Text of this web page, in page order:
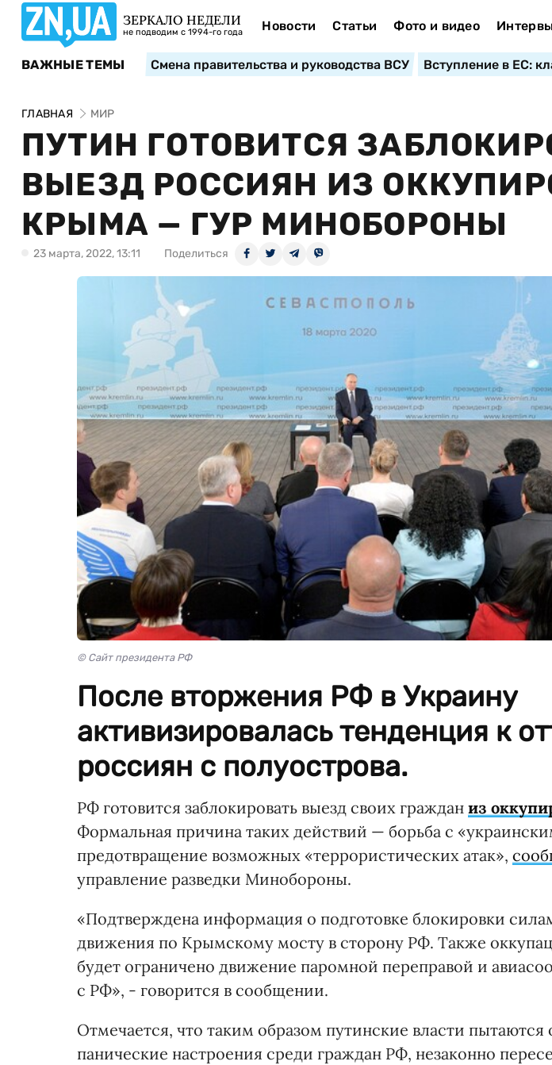
ЗЕРКАЛО НЕДЕЛИ
не подводим с 1994-го года Новости Статьи Фото и видео
ВАЖНЫЕ ТЕМЫ Смена правительства и руководства ВСУ Вступление в ЕС:
ГЛАВНАЯ МИР
ПУТИН ГОТОВИТСЯ
ВЫЕЗД РОССИЯН ИЗ
КРЫМА — ГУР МИНОБОРОНЫ
23 марта, 2022, 13:11 Поделиться
© Сайт президента РФ
После вторжения РФ в Украину
активизировалась тенденция к
россиян с полуострова.
РФ готовится заблокировать выезд своих граждан из
Формальная причина таких действий — борьба с
предотвращение возможных «террористических атак»,
управление разведки Минобороны.
«Подтверждена информация о подготовке блокировки
движения по Крымскому мосту в сторону РФ. Также
будет ограничено движение паромной переправой и
с РФ», - говорится в сообщении.
Отмечается, что таким образом путинские власти пытаются
панические настроения среди граждан РФ, незаконно